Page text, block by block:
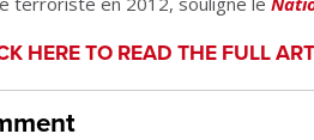
HERE TO READ THE FULL